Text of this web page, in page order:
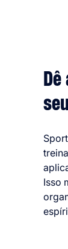
Isso